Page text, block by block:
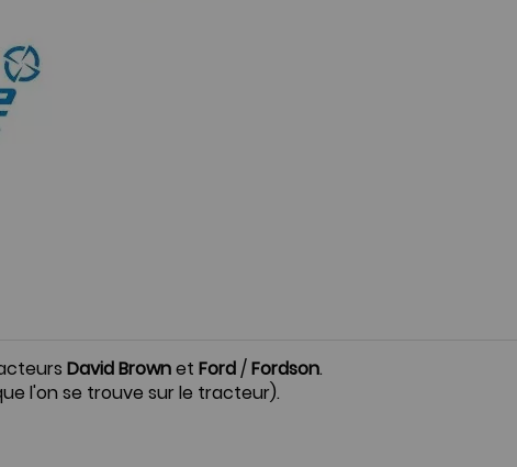
David Brownet Ford/Fordson.
l'on se trouve sur le tracteur).